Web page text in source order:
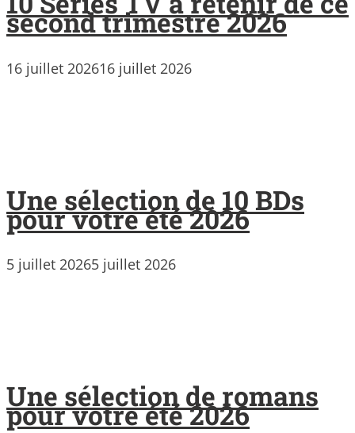
second trimestre 2026
16 juillet 202616 juillet 2026
Une sélection de 10 BDs
pour votre été 2026
5 juillet 20265 juillet 2026
Une sélection de romans
pour votre été 2026